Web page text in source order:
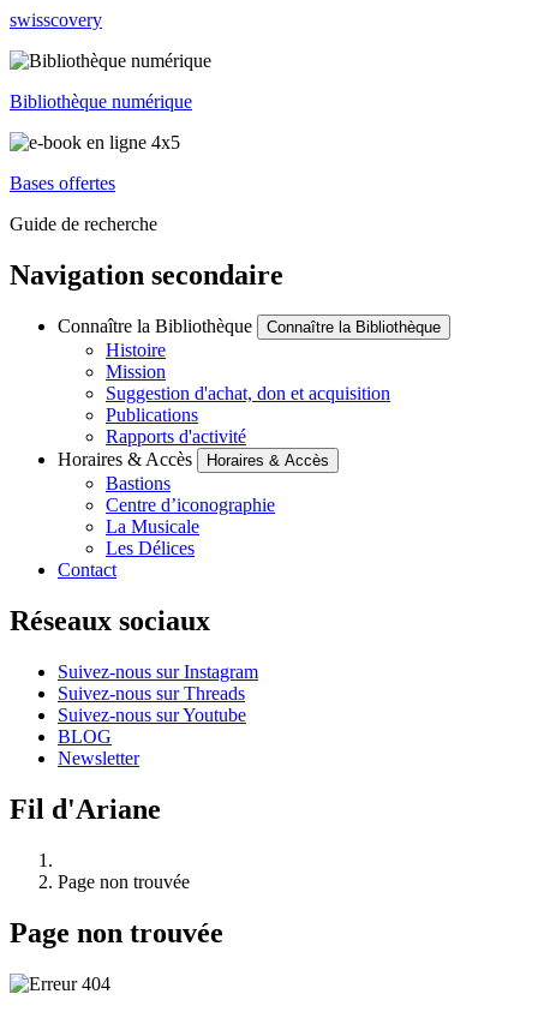
swisscovery
Bibliothèque numérique
Bases offertes
Guide de recherche
Navigation secondaire
Connaître la Bibliothèque Connaître la Bibliothèque
Histoire
Mission
Suggestion d'achat, don et acquisition
Publications
Rapports d'activité
Horaires & Accès
Horaires & Accès
Bastions
Centre d’iconographie
La Musicale
Les Délices
Contact
Réseaux sociaux
Suivez-nous sur Instagram
Suivez-nous sur Threads
Suivez-nous sur Youtube
BLOG
Newsletter
Fil d'Ariane
Page non trouvée
Page non trouvée